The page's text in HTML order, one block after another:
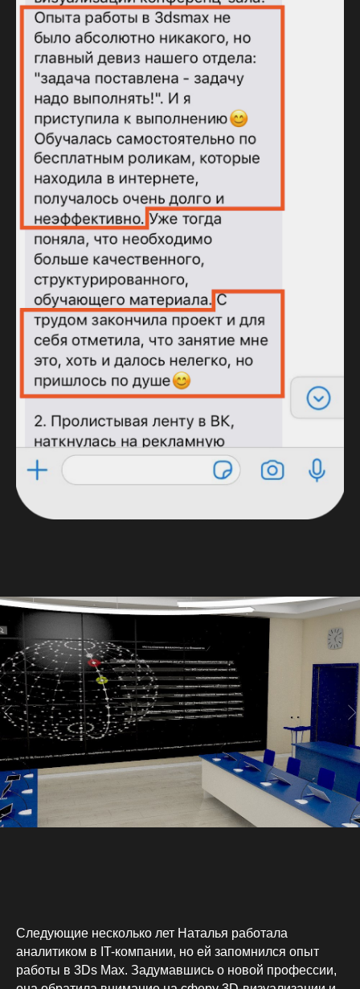
Следующие несколько лет Наталья работала
аналитиком в IT-компании, но ей запомнился опыт
работы в 3Ds Max. Задумавшись о новой профессии,